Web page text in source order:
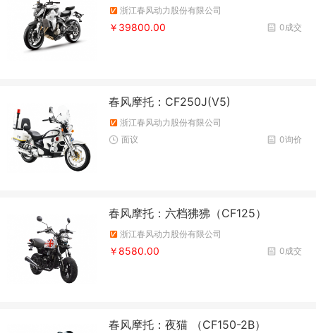
浙江春风动力股份有限公司
0成交
￥39800.00
春风摩托：CF250J(V5)
浙江春风动力股份有限公司
0询价
面议
春风摩托：六档狒狒（CF125）
浙江春风动力股份有限公司
0成交
￥8580.00
春风摩托：夜猫 （CF150-2B）